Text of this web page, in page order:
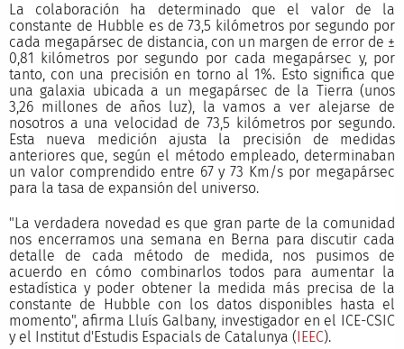
La colaboración ha determinado que el valor de la
constante de Hubble es de 73,5 kilómetros por segundo por
cada megapársec de distancia, con un margen de error de ±
0,81 kilómetros por segundo por cada megapársec y, por
tanto, con una precisión en torno al 1%. Esto significa que
una galaxia ubicada a un megapársec de la Tierra (unos
3,26 millones de años luz), la vamos a ver alejarse de
nosotros a una velocidad de 73,5 kilómetros por segundo.
Esta nueva medición ajusta la precisión de medidas
anteriores que, según el método empleado, determinaban
un valor comprendido entre 67 y 73 Km/s por megapársec
para la tasa de expansión del universo.
"La verdadera novedad es que gran parte de la comunidad
nos encerramos una semana en Berna para discutir cada
detalle de cada método de medida, nos pusimos de
acuerdo en cómo combinarlos todos para aumentar la
estadística y poder obtener la medida más precisa de la
constante de Hubble con los datos disponibles hasta el
momento", afirma Lluís Galbany, investigador en el ICE-CSIC
y el Institut d'Estudis Espacials de Catalunya (IEEC).